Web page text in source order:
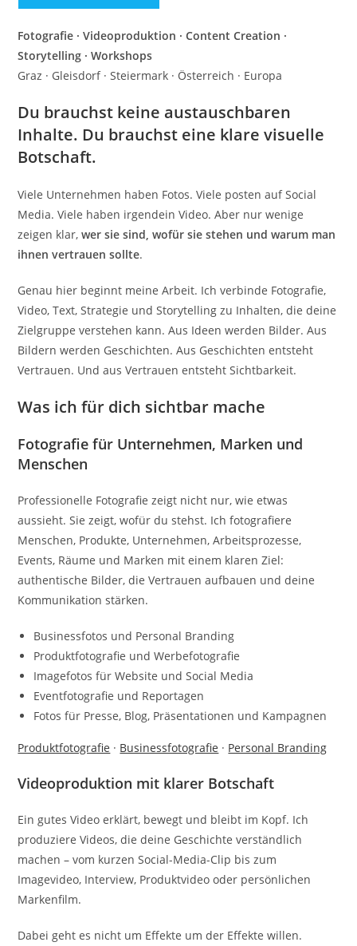
Fotografie · Videoproduktion · Content Creation ·
Storytelling · Workshops
Graz · Gleisdorf · Steiermark · Österreich · Europa
Du brauchst keine austauschbaren
Inhalte. Du brauchst eine klare visuelle
Botschaft.
Viele Unternehmen haben Fotos. Viele posten auf Social
Media. Viele haben irgendein Video. Aber nur wenige
zeigen klar,wer sie sind, wofür sie stehen und warum man
ihnen vertrauen sollte.
Genau hier beginnt meine Arbeit. Ich verbinde Fotografie,
Video, Text, Strategie und Storytelling zu Inhalten, die deine
Zielgruppe verstehen kann. Aus Ideen werden Bilder. Aus
Bildern werden Geschichten. Aus Geschichten entsteht
Vertrauen. Und aus Vertrauen entsteht Sichtbarkeit.
Was ich für dich sichtbar mache
Fotografie für Unternehmen, Marken und
Menschen
Professionelle Fotografie zeigt nicht nur, wie etwas
aussieht. Sie zeigt, wofür du stehst. Ich fotografiere
Menschen, Produkte, Unternehmen, Arbeitsprozesse,
Events, Räume und Marken mit einem klaren Ziel:
authentische Bilder, die Vertrauen aufbauen und deine
Kommunikation stärken.
Businessfotos und Personal Branding
Produktfotografie und Werbefotografie
Imagefotos für Website und Social Media
Eventfotografie und Reportagen
Fotos für Presse, Blog, Präsentationen und Kampagnen
Produktfotografie · Businessfotografie · Personal Branding
Videoproduktion mit klarer Botschaft
Ein gutes Video erklärt, bewegt und bleibt im Kopf. Ich
produziere Videos, die deine Geschichte verständlich
machen – vom kurzen Social-Media-Clip bis zum
Imagevideo, Interview, Produktvideo oder persönlichen
Markenfilm.
Dabei geht es nicht um Effekte um der Effekte willen.